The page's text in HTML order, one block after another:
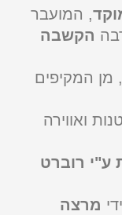
, המועבר
הקשבה
, מן המקיפים
ואווירה
ע"י רוברט
מרצה